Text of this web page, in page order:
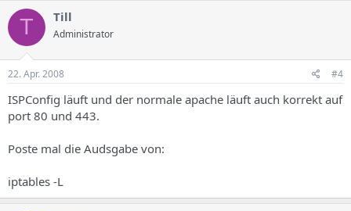
T Till
Administrator
22. Apr. 2008 #4
ISPConfig läuft und der normale apache läuft auch korrekt auf
port 80 und 443.
Poste mal die Audsgabe von:
iptables -L